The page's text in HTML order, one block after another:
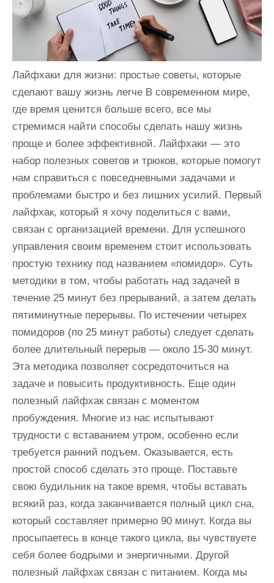
Лайфхаки для жизни: простые советы, которые
сделают вашу жизнь легче В современном мире,
где время ценится больше всего, все мы
стремимся найти способы сделать нашу жизнь
проще и более эффективной. Лайфхаки — это
набор полезных советов и трюков, которые помогут
нам справиться с повседневными задачами и
проблемами быстро и без лишних усилий. Первый
лайфхак, который я хочу поделиться с вами,
связан с организацией времени. Для успешного
управления своим временем стоит использовать
простую технику под названием «помидор». Суть
методики в том, чтобы работать над задачей в
течение 25 минут без прерываний, а затем делать
пятиминутные перерывы. По истечении четырех
помидоров (по 25 минут работы) следует сделать
более длительный перерыв — около 15-30 минут.
Эта методика позволяет сосредоточиться на
задаче и повысить продуктивность. Еще один
полезный лайфхак связан с моментом
пробуждения. Многие из нас испытывают
трудности с вставанием утром, особенно если
требуется ранний подъем. Оказывается, есть
простой способ сделать это проще. Поставьте
свою будильник на такое время, чтобы вставать
всякий раз, когда заканчивается полный цикл сна,
который составляет примерно 90 минут. Когда вы
просыпаетесь в конце такого цикла, вы чувствуете
себя более бодрыми и энергичными. Другой
полезный лайфхак связан с питанием. Когда мы